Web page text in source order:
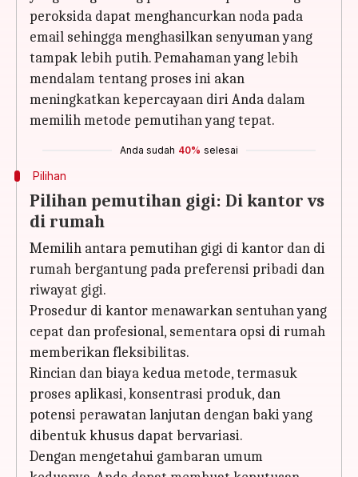
peroksida dapat menghancurkan noda pada
email sehingga menghasilkan senyuman yang
tampak lebih putih. Pemahaman yang lebih
mendalam tentang proses ini akan
meningkatkan kepercayaan diri Anda dalam
memilih metode pemutihan yang tepat.
Anda sudah 40% selesai
Pilihan
Pilihan pemutihan gigi: Di ​​kantor vs
di rumah
Memilih antara pemutihan gigi di kantor dan di
rumah bergantung pada preferensi pribadi dan
riwayat gigi.
Prosedur di kantor menawarkan sentuhan yang
cepat dan profesional, sementara opsi di rumah
memberikan fleksibilitas.
Rincian dan biaya kedua metode, termasuk
proses aplikasi, konsentrasi produk, dan
potensi perawatan lanjutan dengan baki yang
dibentuk khusus dapat bervariasi.
Dengan mengetahui gambaran umum